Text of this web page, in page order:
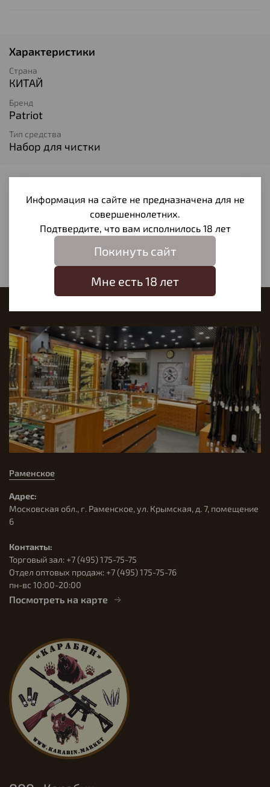
Характеристики
Страна
КИТАЙ
Бренд
Patriot
Тип средства
Набор для чистки
Отзывов еще никто не оставлял
Написать отзыв
Раменское
Адрес:
Московская обл., г. Раменское, ул. Крымская, д. 7, помещение
6
Контакты:
Торговый зал: +7 (495) 175-75-75
Отдел оптовых продаж: +7 (495) 175-75-76
пн-вс 10:00-20:00
Посмотреть на карте
Информация на сайте не предназначена для не
совершеннолетних.
Подтвердите, что вам исполнилось 18 лет
Покинуть сайт
Мне есть 18 лет